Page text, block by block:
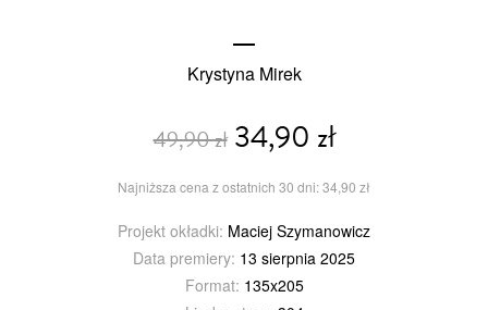
Krystyna Mirek
49,90 zł34,90 zł
Najniższa cena z ostatnich 30 dni: 34,90 zł
Projekt okładki: Maciej Szymanowicz
Data premiery: 13 sierpnia 2025
Format: 135x205